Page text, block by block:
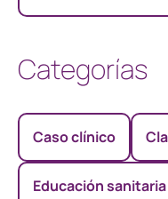
Categorías
Caso clínico
Educación sanitaria